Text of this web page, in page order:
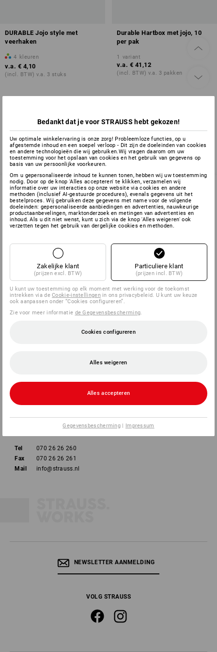
DURABLE Jojo style met
veerhaken
4 kleuren
v.a. € 4,10
(incl. BTW) v.a. 3 stuks
Durable Hartbox met jojo, 10
per pak
1 variant
v.a. € 41,12
(incl. BTW) v.a. 3 pakken
SERVICE 070 26 26 260
BEDRIJVEN
INFORMATIE
BETAALWIJZEN
Exportweg 3
4782 JA Moerdijk
Tel
070 26 26 260
Fax
070 26 26 261
Mail
info@strauss.nl
NEWSLETTER AANMELDING
VOLG STRAUSS
Bedankt dat je voor STRAUSS hebt gekozen!
Uw optimale winkelervaring is onze zorg! Probleemloze functies, op u
afgestemde inhoud en een soepel verloop - Dit zijn de doeleinden van cookies
en andere technologieën die wij gebruiken.Wij vragen daarom om uw
toestemming voor het opslaan van cookies en het gebruik van gegevens op
basis van uw persoonlijke voorkeuren.
Om u gepersonaliseerde inhoud te kunnen tonen, hebben wij uw toestemming
nodig. Door op de knop 'Alles accepteren' te klikken, verzamelen wij
informatie over uw interacties op onze website via cookies en andere
methoden (inclusief AI-gestuurde procedures), evenals gegevens uit het
bestelproces. Wij gebruiken deze gegevens met name voor de volgende
doeleinden: gepersonaliseerde aanbiedingen en advertenties, nauwkeurige
productaanbevelingen, marktonderzoek en metingen van advertenties en
inhoud. Als u dit niet wenst, kunt u zich via de knop 'Alles weigeren' ook
verzetten tegen het gebruik van dergelijke cookies en methoden.
Zakelijke klant
(prijzen excl. BTW)
Particuliere klant
(prijzen incl. BTW)
U kunt uw toestemming op elk moment met werking voor de toekomst
intrekken via deCookie-instellingenin ons privacybeleid. U kunt uw keuze
ook aanpassen onder “Cookies configureren”.
Zie voor meer informatie de Gegevensbescherming
Cookies configureren
Alles weigeren
Alles accepteren
Gegevensbescherming | Impressum